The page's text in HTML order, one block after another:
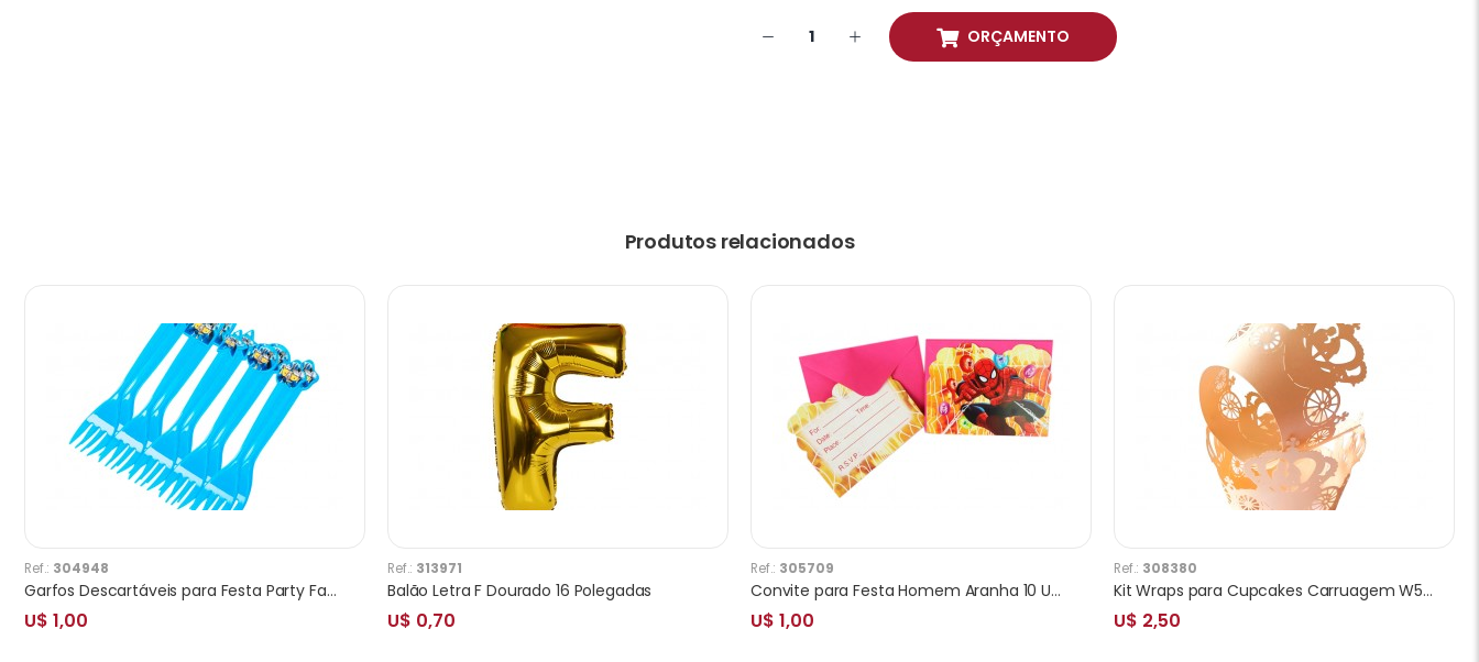
ORÇAMENTO
Produtos relacionados
Ref.: 304948
Garfos Descartáveis para Festa Party Favlors Minions 10pcs
U$ 1,00
Ref.: 313971
Balão Letra F Dourado 16 Polegadas
U$ 0,70
Ref.: 305709
Convite para Festa Homem Aranha 10 Unidades
U$ 1,00
Ref.: 308380
Kit Wraps para Cupcakes Carruagem W50 Nude 25pcs
U$ 2,50